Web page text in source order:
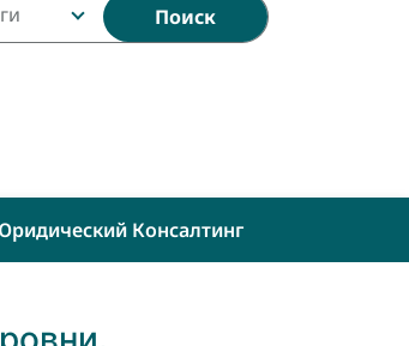
Поиск
Консалтинг